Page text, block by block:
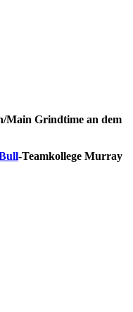
Main Grindtime an dem
-Teamkollege Murray